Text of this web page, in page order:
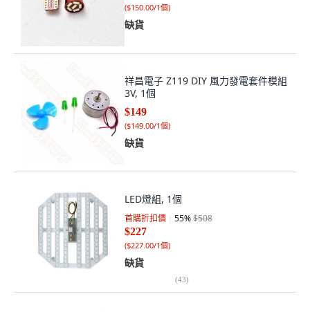
($150.00/1個)
缺貨
祥昌電子 Z119 DIY 風力發電套件模組
3V, 1個
$149
($149.00/1個)
缺貨
LED燈組, 1個
首購折扣價 55%$508
$227
($227.00/1個)
缺貨
(43)